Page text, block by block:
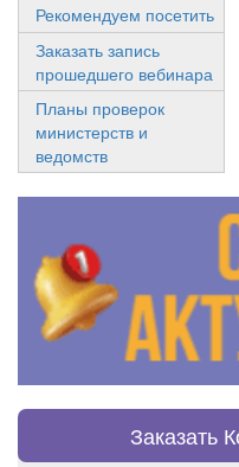
Рекомендуем посетить
Заказать запись
прошедшего вебинара
Планы проверок
министерств и
ведомств
Заказать